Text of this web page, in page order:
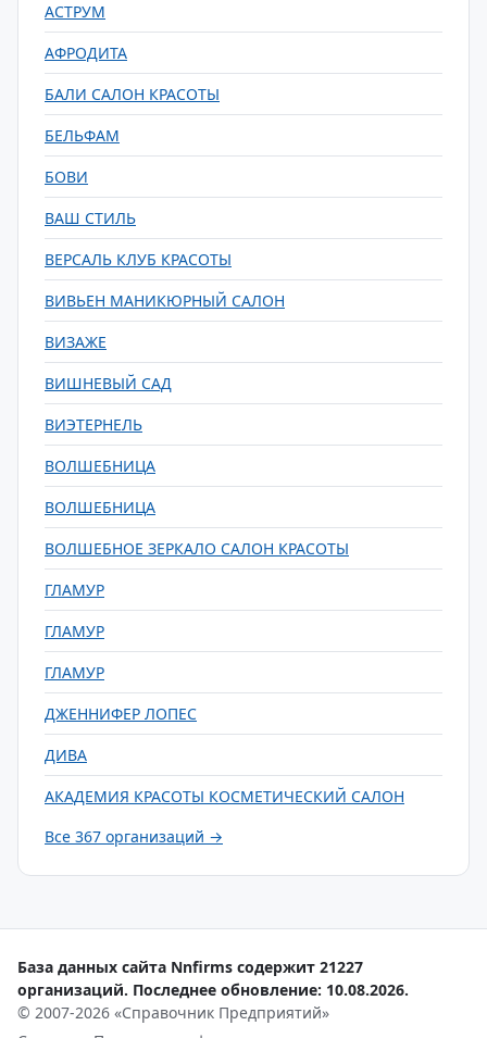
АСТРУМ
АФРОДИТА
БАЛИ САЛОН КРАСОТЫ
БЕЛЬФАМ
БОВИ
ВАШ СТИЛЬ
ВЕРСАЛЬ КЛУБ КРАСОТЫ
ВИВЬЕН МАНИКЮРНЫЙ САЛОН
ВИЗАЖЕ
ВИШНЕВЫЙ САД
ВИЭТЕРНЕЛЬ
ВОЛШЕБНИЦА
ВОЛШЕБНИЦА
ВОЛШЕБНОЕ ЗЕРКАЛО САЛОН КРАСОТЫ
ГЛАМУР
ГЛАМУР
ГЛАМУР
ДЖЕННИФЕР ЛОПЕС
ДИВА
АКАДЕМИЯ КРАСОТЫ КОСМЕТИЧЕСКИЙ САЛОН
Все 367 организаций →
База данных сайта Nnfirms содержит 21227
организаций. Последнее обновление: 10.08.2026.
© 2007-2026 «Справочник Предприятий»